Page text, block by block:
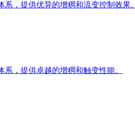
，提供优异的增稠和流变控制效果。
，提供卓越的增稠和触变性能。